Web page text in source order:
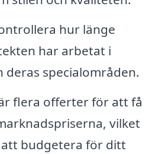
hur länge
har arbetat i
deras specialområden.
flera offerter för att få
vilket
budgetera för ditt